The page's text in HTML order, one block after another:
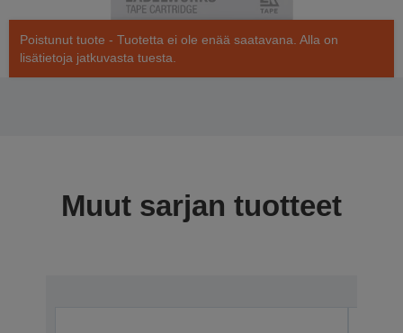
Poistunut tuote - Tuotetta ei ole enää saatavana. Alla on
lisätietoja jatkuvasta tuesta.
Muut sarjan tuotteet